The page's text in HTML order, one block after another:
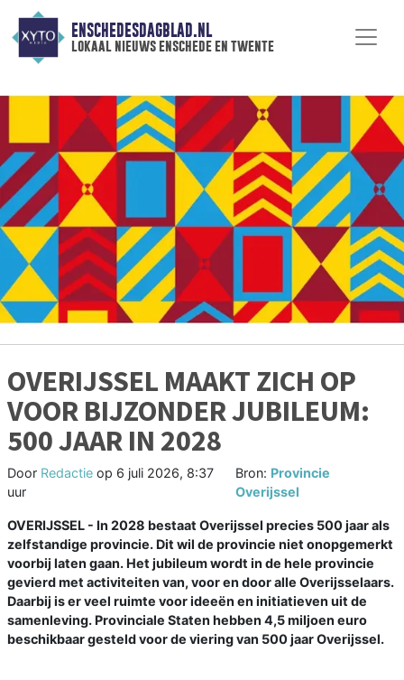
ENSCHEDESDAGBLAD.NL
lokaal nieuws enschede en twente
OVERIJSSEL MAAKT ZICH OP
VOOR BIJZONDER JUBILEUM:
500 JAAR IN 2028
Door Redactie op 6 juli 2026, 8:37
uur
Bron: Provincie
Overijssel
OVERIJSSEL - In 2028 bestaat Overijssel precies 500 jaar als
zelfstandige provincie. Dit wil de provincie niet onopgemerkt
voorbij laten gaan. Het jubileum wordt in de hele provincie
gevierd met activiteiten van, voor en door alle Overijsselaars.
Daarbij is er veel ruimte voor ideeën en initiatieven uit de
samenleving. Provinciale Staten hebben 4,5 miljoen euro
beschikbaar gesteld voor de viering van 500 jaar Overijssel.